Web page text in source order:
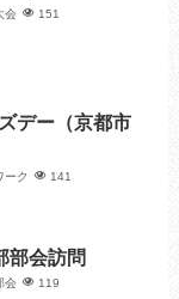
会 151
デー（京都市
ーク 141
部会訪問
会 119